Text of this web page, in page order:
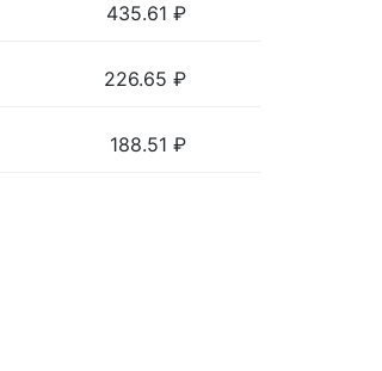
435.61 ₽
226.65 ₽
188.51 ₽